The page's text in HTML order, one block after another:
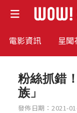
電影資訊 星聞
粉絲抓錯
族」
發佈日期：2021-